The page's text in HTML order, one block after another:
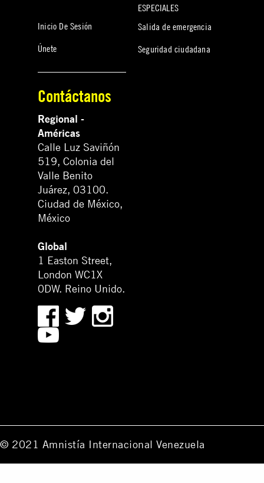
Inicio De Sesión
Únete
ESPECIALES
Salida de emergencia
Seguridad ciudadana
Contáctanos
Regional -
Américas
Calle Luz Saviñón
519, Colonia del
Valle Benito
Juárez, 03100.
Ciudad de México,
México
Global
1 Easton Street,
London WC1X
0DW. Reino Unido.
© 2021 Amnistía Internacional Venezuela